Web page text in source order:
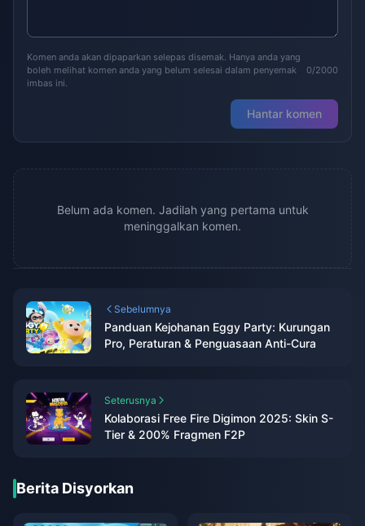
Komen anda akan dipaparkan selepas disemak. Hanya anda yang
boleh melihat komen anda yang belum selesai dalam penyemak
imbas ini.
0/2000
Hantar komen
Belum ada komen. Jadilah yang pertama untuk
meninggalkan komen.
Sebelumnya
Panduan Kejohanan Eggy Party: Kurungan
Pro, Peraturan & Penguasaan Anti-Cura
Seterusnya
Kolaborasi Free Fire Digimon 2025: Skin S-
Tier & 200% Fragmen F2P
Berita Disyorkan